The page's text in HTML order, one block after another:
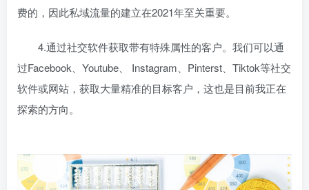
费的，因此私域流量的建立在2021年至关重要。
4.通过社交软件获取带有特殊属性的客户。我们可以通
过Facebook、Youtube、 Instagram、Pinterst、Tiktok等社交
软件或网站，获取大量精准的目标客户，这也是目前我正在
探索的方向。